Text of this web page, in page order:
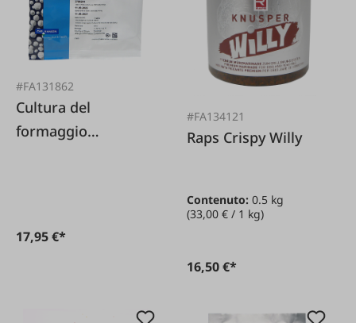
#FA131862
Cultura del
formaggio
17,95 €*
#FA134121
Raps Crispy Willy
Contenuto:0.5 kg
(33,00 € / 1 kg)
16,50 €*